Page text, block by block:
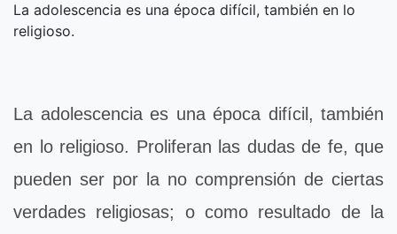
La adolescencia es una época difícil, también en lo
religioso.
La adolescencia es una época difícil, también
en lo religioso. Proliferan las dudas de fe, que
pueden ser por la no comprensión de ciertas
verdades religiosas; o como resultado de la